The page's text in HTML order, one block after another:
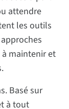
attendre
les outils
maintenir et
Basé sur
à tout